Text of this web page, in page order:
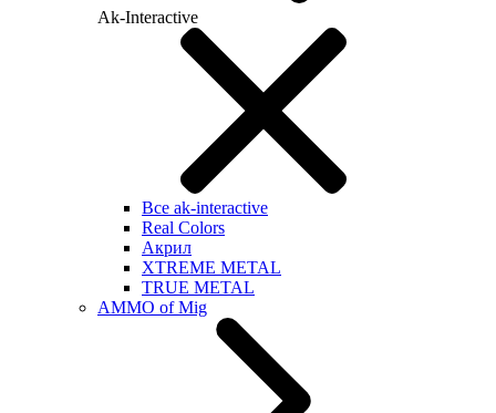
Ak-Interactive
Все ak-interactive
Real Colors
Акрил
XTREME METAL
TRUE METAL
AMMO of Mig